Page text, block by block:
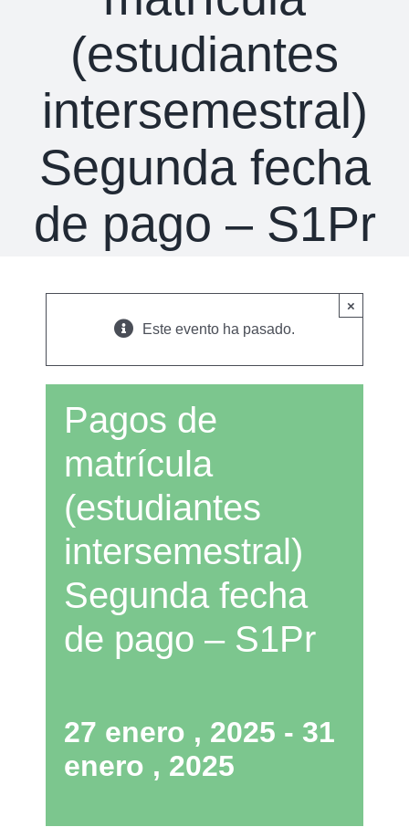
(estudiantes
intersemestral)
Segunda fecha
de pago – S1Pr
×
Este evento ha pasado.
Pagos de
matrícula
(estudiantes
intersemestral)
Segunda fecha
de pago – S1Pr
27 enero , 2025 - 31
enero , 2025